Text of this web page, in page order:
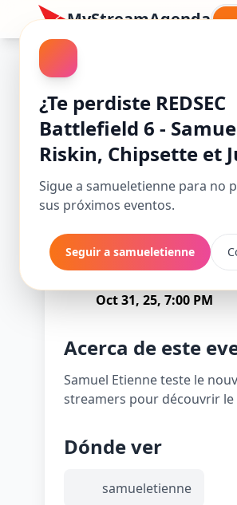
¿Te perdiste REDSEC
Battlefield 6 -
Riskin, Chipsette et
Sigue a samueletienne para no
sus próximos eventos.
Seguir a samueletienne
MyStreamAgenda
Oct 31, 25, 7:00 PM
Acerca de este
Samuel Etienne teste le
Dónde ver
samueletienne